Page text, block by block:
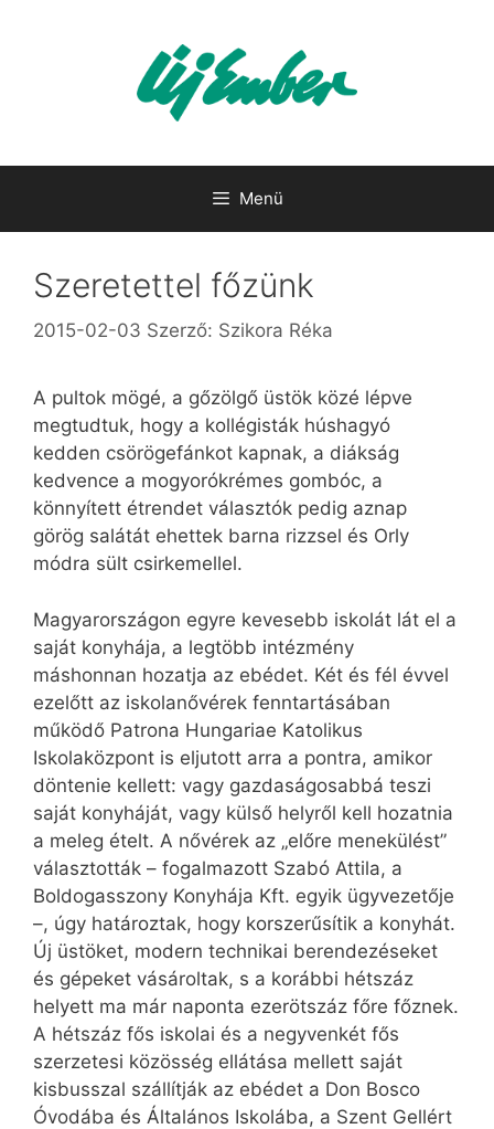
Menü
Szeretettel főzünk
2015-02-03 Szerző: Szikora Réka
A pultok mögé, a gőzölgő üstök közé lépve
megtudtuk, hogy a kollégisták húshagyó
kedden csörögefánkot kapnak, a diákság
kedvence a mogyorókrémes gombóc, a
könnyített étrendet választók pedig aznap
görög salátát ehettek barna rizzsel és Orly
módra sült csirkemellel.
Magyarországon egyre kevesebb iskolát lát el a
saját konyhája, a legtöbb intézmény
máshonnan hozatja az ebédet. Két és fél évvel
ezelőtt az iskolanővérek fenntartásában
működő Patrona Hungariae Katolikus
Iskolaközpont is eljutott arra a pontra, amikor
döntenie kellett: vagy gazdaságosabbá teszi
saját konyháját, vagy külső helyről kell hozatnia
a meleg ételt. A nővérek az „előre menekülést”
választották – fogalmazott Szabó Attila, a
Boldogasszony Konyhája Kft. egyik ügyvezetője
–, úgy határoztak, hogy korszerűsítik a konyhát.
Új üstöket, modern technikai berendezéseket
és gépeket vásároltak, s a korábbi hétszáz
helyett ma már naponta ezer­ötszáz főre főznek.
A hétszáz fős iskolai és a negyvenkét fős
szerzetesi közösség ellátása mellett saját
kisbusszal szállítják az ebédet a Don Bosco
Óvodába és Általános Iskolába, a Szent Gellért